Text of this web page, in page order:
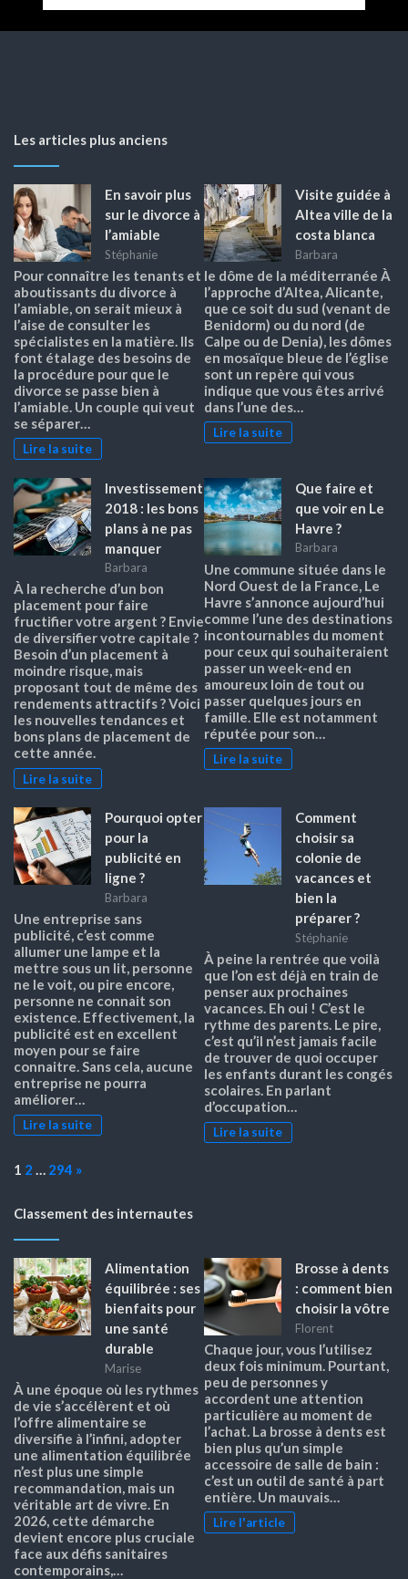
Les articles plus anciens
En savoir plus
sur le divorce à
l’amiable
Stéphanie
Pour connaître les tenants et
aboutissants du divorce à
l’amiable, on serait mieux à
l’aise de consulter les
spécialistes en la matière. Ils
font étalage des besoins de
la procédure pour que le
divorce se passe bien à
l’amiable. Un couple qui veut
se séparer…
Lire la suite
Visite guidée à
Altea ville de la
costa blanca
Barbara
le dôme de la méditerranée À
l’approche d’Altea, Alicante,
que ce soit du sud (venant de
Benidorm) ou du nord (de
Calpe ou de Denia), les dômes
en mosaïque bleue de l’église
sont un repère qui vous
indique que vous êtes arrivé
dans l’une des…
Lire la suite
Investissement
2018 : les bons
plans à ne pas
manquer
Barbara
À la recherche d’un bon
placement pour faire
fructifier votre argent ? Envie
de diversifier votre capitale ?
Besoin d’un placement à
moindre risque, mais
proposant tout de même des
rendements attractifs ? Voici
les nouvelles tendances et
bons plans de placement de
cette année.
Lire la suite
Que faire et
que voir en Le
Havre ?
Barbara
Une commune située dans le
Nord Ouest de la France, Le
Havre s’annonce aujourd’hui
comme l’une des destinations
incontournables du moment
pour ceux qui souhaiteraient
passer un week-end en
amoureux loin de tout ou
passer quelques jours en
famille. Elle est notamment
réputée pour son…
Lire la suite
Pourquoi opter
pour la
publicité en
ligne ?
Barbara
Une entreprise sans
publicité, c’est comme
allumer une lampe et la
mettre sous un lit, personne
ne le voit, ou pire encore,
personne ne connait son
existence. Effectivement, la
publicité est en excellent
moyen pour se faire
connaitre. Sans cela, aucune
entreprise ne pourra
améliorer…
Lire la suite
Comment
choisir sa
colonie de
vacances et
bien la
préparer ?
Stéphanie
À peine la rentrée que voilà
que l’on est déjà en train de
penser aux prochaines
vacances. Eh oui ! C’est le
rythme des parents. Le pire,
c’est qu’il n’est jamais facile
de trouver de quoi occuper
les enfants durant les congés
scolaires. En parlant
d’occupation…
Lire la suite
Page:
1 2 … 294 Next
»
Classement des internautes
Alimentation
équilibrée : ses
bienfaits pour
une santé
durable
Marise
À une époque où les rythmes
de vie s’accélèrent et où
l’offre alimentaire se
diversifie à l’infini, adopter
une alimentation équilibrée
n’est plus une simple
recommandation, mais un
véritable art de vivre. En
2026, cette démarche
devient encore plus cruciale
face aux défis sanitaires
contemporains,…
Brosse à dents
: comment bien
choisir la vôtre
Florent
Chaque jour, vous l’utilisez
deux fois minimum. Pourtant,
peu de personnes y
accordent une attention
particulière au moment de
l’achat. La brosse à dents est
bien plus qu’un simple
accessoire de salle de bain :
c’est un outil de santé à part
entière. Un mauvais…
Lire l'article